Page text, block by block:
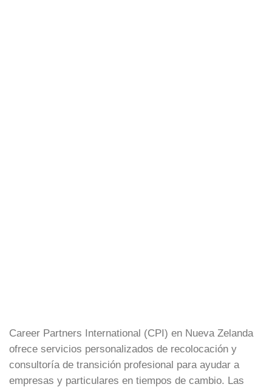
Career Partners International (CPI) en Nueva Zelanda
ofrece servicios personalizados de recolocación y
consultoría de transición profesional para ayudar a
empresas y particulares en tiempos de cambio. Las